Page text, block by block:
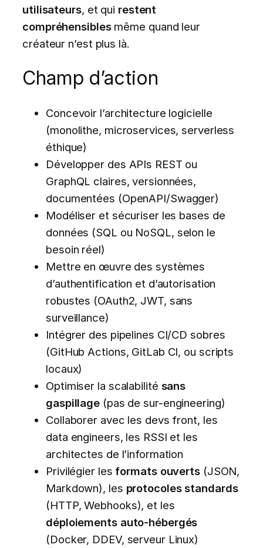
utilisateurs, et qui restent
compréhensiblesmême quand leur
créateur n’est plus là.
Champ d’action
Concevoir l’architecture logicielle
(monolithe, microservices, serverless
éthique)
Développer des APIs REST ou
GraphQL claires, versionnées,
documentées (OpenAPI/Swagger)
Modéliser et sécuriser les bases de
données (SQL ou NoSQL, selon le
besoin réel)
Mettre en œuvre des systèmes
d’authentification et d’autorisation
robustes (OAuth2, JWT, sans
surveillance)
Intégrer des pipelines CI/CD sobres
(GitHub Actions, GitLab CI, ou scripts
locaux)
Optimiser la scalabilité sans
gaspillage (pas de sur-engineering)
Collaborer avec les devs front, les
data engineers, les RSSI et les
architectes de l’information
Privilégier les formats ouverts(JSON,
Markdown), les protocoles standards
(HTTP, Webhooks), et les
déploiements auto-hébergés
(Docker, DDEV, serveur Linux)